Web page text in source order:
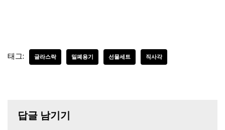
태그: 글라스락 밀폐용기 선물세트 직사각
답글 남기기